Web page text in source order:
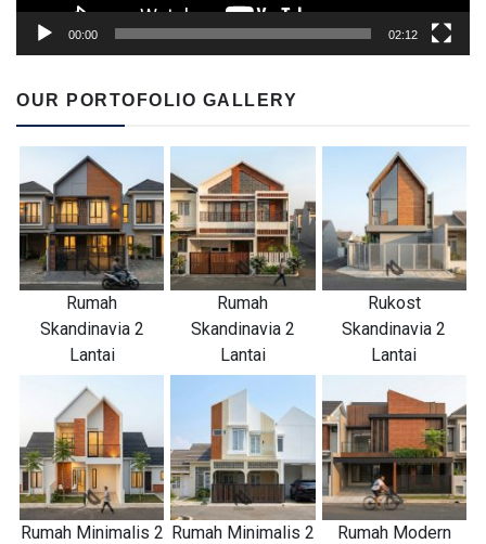
00:00 02:12
OUR PORTOFOLIO GALLERY
Rumah
Skandinavia 2
Lantai
Rumah
Skandinavia 2
Lantai
Rukost
Skandinavia 2
Lantai
Rumah Minimalis 2 Rumah Minimalis 2
Rumah Modern